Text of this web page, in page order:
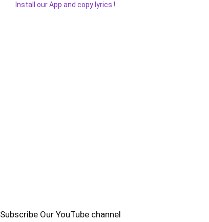
Install our App and copy lyrics !
Subscribe Our YouTube channel